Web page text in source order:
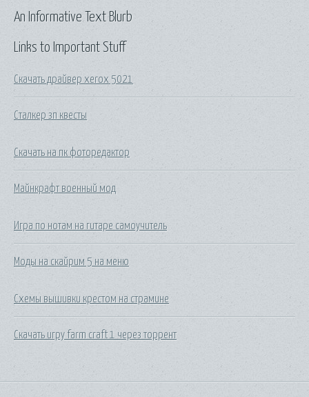
Links to Important Stuff
Скачать драйвер xerox 5021
Сталкер зп квесты
Скачать на пк фоторедактор
Майнкрафт военный мод
Игра по нотам на гитаре самоучитель
Моды на скайрим 5 на меню
Схемы вышивки крестом на страмине
Скачать игру farm craft 1 через торрент
An Informative Text Blurb